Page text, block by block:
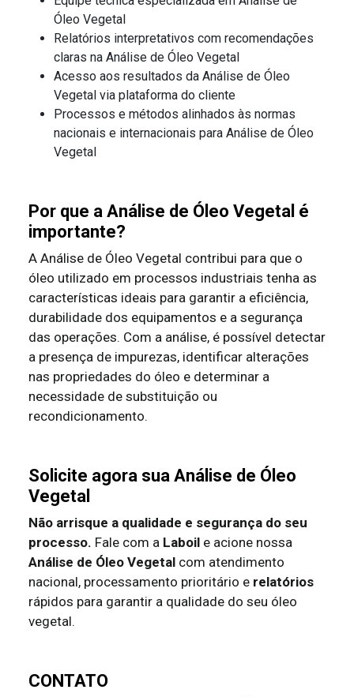
Óleo Vegetal
Relatórios interpretativos com recomendações
claras na Análise de Óleo Vegetal
Acesso aos resultados da Análise de Óleo
Vegetal via plataforma do cliente
Processos e métodos alinhados às normas
nacionais e internacionais para Análise de Óleo
Vegetal
Por que a Análise de Óleo Vegetal é
importante?
A Análise de Óleo Vegetal contribui para que o
óleo utilizado em processos industriais tenha as
características ideais para garantir a eficiência,
durabilidade dos equipamentos e a segurança
das operações. Com a análise, é possível detectar
a presença de impurezas, identificar alterações
nas propriedades do óleo e determinar a
necessidade de substituição ou
recondicionamento.
Solicite agora sua Análise de Óleo
Vegetal
Não arrisque a qualidade e segurança do seu
processo. Fale com a Laboil e acione nossa
Análise de Óleo Vegetal com atendimento
nacional, processamento prioritário e relatórios
rápidos para garantir a qualidade do seu óleo
vegetal.
CONTATO